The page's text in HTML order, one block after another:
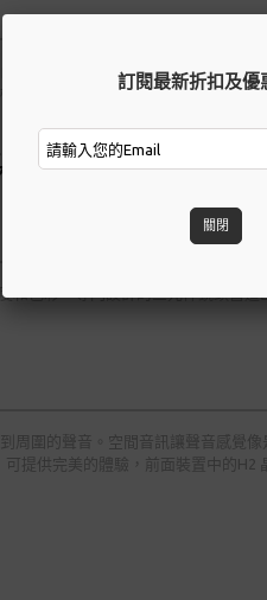
技術才能實現。顯示郵票的大小
和感測器。所有元素共同創造出令人
和色彩。專門設計的三元件鏡頭營造
周圍的聲音。空間音訊讓聲音感覺
提供完美的體驗，前面裝置中的H2
訂閱最新折扣及優
關閉